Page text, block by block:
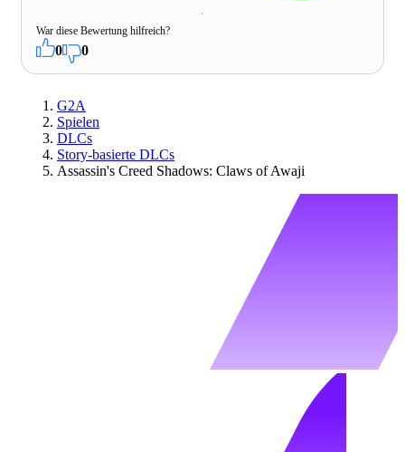
War diese Bewertung hilfreich?
0 0
G2A
Spielen
DLCs
Story-basierte DLCs
Assassin's Creed Shadows: Claws of Awaji